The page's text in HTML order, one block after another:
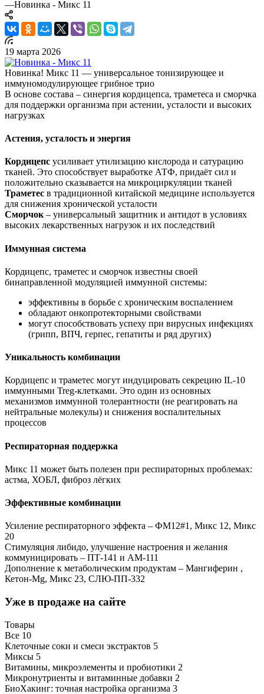
—Новинка - Микс 11
19 марта 2026
Новинка! Микс 11 — универсальное тонизирующее и
иммуномодулирующее грибное трио
В основе состава – синергия кордицепса, траметеса и сморчка
для поддержки организма при астении, усталости и высоких
нагрузках
Астения, усталость и энергия
Кордицепс усиливает утилизацию кислорода и сатурацию
тканей. Это способствует выработке АТФ, придаёт сил и
положительно сказывается на микроциркуляции тканей
Траметес в традиционной китайской медицине используется
для снижения хронической усталости
Сморчок – универсальный защитник и антидот в условиях
высоких лекарственных нагрузок и их последствий
Иммунная система
Кордицепс, траметес и сморчок известны своей
бинаправленной модуляцией иммунной системы:
эффективны в борьбе с хроническим воспалением
обладают онкопротекторными свойствами
могут способствовать успеху при вирусных инфекциях
(грипп, ВПЧ, герпес, гепатиты и ряд других)
Уникальность комбинации
Кордицепс и траметес могут индуцировать секрецию IL-10
иммунными Treg-клетками. Это один из основных
механизмов иммунной толерантности (не реагировать на
нейтральные молекулы) и снижения воспалительных
процессов
Респираторная поддержка
Микс 11 может быть полезен при респираторных проблемах:
астма, ХОБЛ, фиброз лёгких
Эффективные комбинации
Усиление респираторного эффекта – ФМ12#1, Микс 12, Микс
20
Стимуляция либидо, улучшение настроения и желания
коммуницировать – ПТ-141 и АМ-111
Дополнение к метаболическим продуктам – Мангиферин ,
Кетон-Mg, Микс 23, СЛЮ-ПП-332
Уже в продаже на сайте
Товары
Все 10
Клеточные соки и смеси экстрактов 5
Миксы 5
Витамины, микроэлементы и пробиотики 2
Микронутриенты и витаминные добавки 2
БиоХакинг: точная настройка организма 3